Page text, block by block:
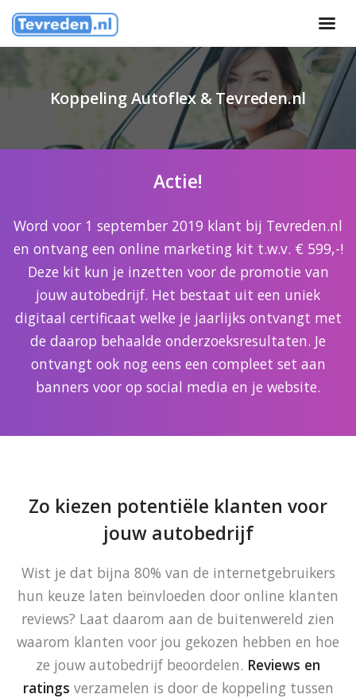
Koppeling Autoflex & Tevreden.nl
Actie!
Word voor 1 september 2019 klant bij Tevreden.nl
en ontvang een online marketing kit t.w.v. € 599,-!
Deze kit kun je inzetten voor de promotie van
jouw autobedrijf. Het bestaat uit een uniek
digitaal certificaat welke je jaarlijks ontvangt met
de daarop behaalde onderzoeksresultaten. Je
ontvangt ook nog eens een compleet set aan
banners voor op social media en je website.
Zo kiezen potentiële klanten voor
jouw autobedrijf
Wist je dat bijna 80% van de internetgebruikers
hun keuze laten beïnvloeden door online klanten
reviews? Laat daarom aan de buitenwereld zien
waarom klanten voor jou gekozen hebben en hoe
ze jouw autobedrijf beoordelen. Reviews en
ratings verzamelen is door de koppeling tussen